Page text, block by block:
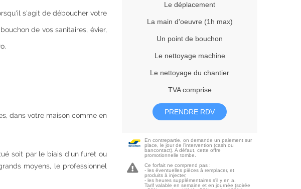
s'agit de déboucher votre
de vos sanitaires, évier,
dans votre maison comme en
soit par le biais d'un furet ou
moyens, le professionnel
Le déplacement
La main d'oeuvre (1h max)
Un point de bouchon
Le nettoyage machine
Le nettoyage du chantier
TVA comprise
PRENDRE RDV
En contrepartie, on demande un paiement sur
place, le jour de l'intervention (cash ou
bancontact). A défaut, cette offre
promotionnelle tombe.
Ce forfait ne comprend pas :
- les éventuelles pièces à remplacer, et
produits à injecter,
- les heures supplémentaires s'il y en a.
Tarif valable en semaine et en journée (soirée